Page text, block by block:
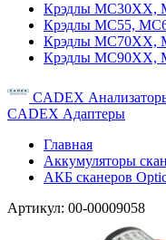
Крэдлы MC30XX,
Крэдлы MC55,
Крэдлы MC70XX,
Крэдлы MC90XX,
CADEX
CADEX Адаптеры
Главная
Аккумуляторы
АКБ сканеров
Артикул: 00-00009058